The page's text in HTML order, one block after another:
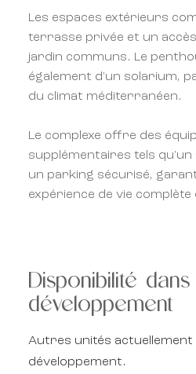
Les espaces extérieurs
terrasse privée et un
jardin communs. Le
également d'un solarium,
du climat méditerranéen.
Le complexe offre des
supplémentaires tels
un parking sécurisé,
expérience de vie
Disponibilité
développement
Autres unités actuellement
développement.